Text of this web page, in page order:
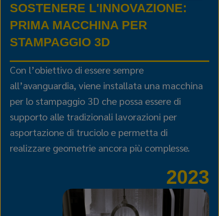
SOSTENERE L'INNOVAZIONE:
PRIMA MACCHINA PER
STAMPAGGIO 3D
Con l’obiettivo di essere sempre
all’avanguardia, viene installata una macchina
per lo stampaggio 3D che possa essere di
supporto alle tradizionali lavorazioni per
asportazione di truciolo e permetta di
realizzare geometrie ancora più complesse.
2023